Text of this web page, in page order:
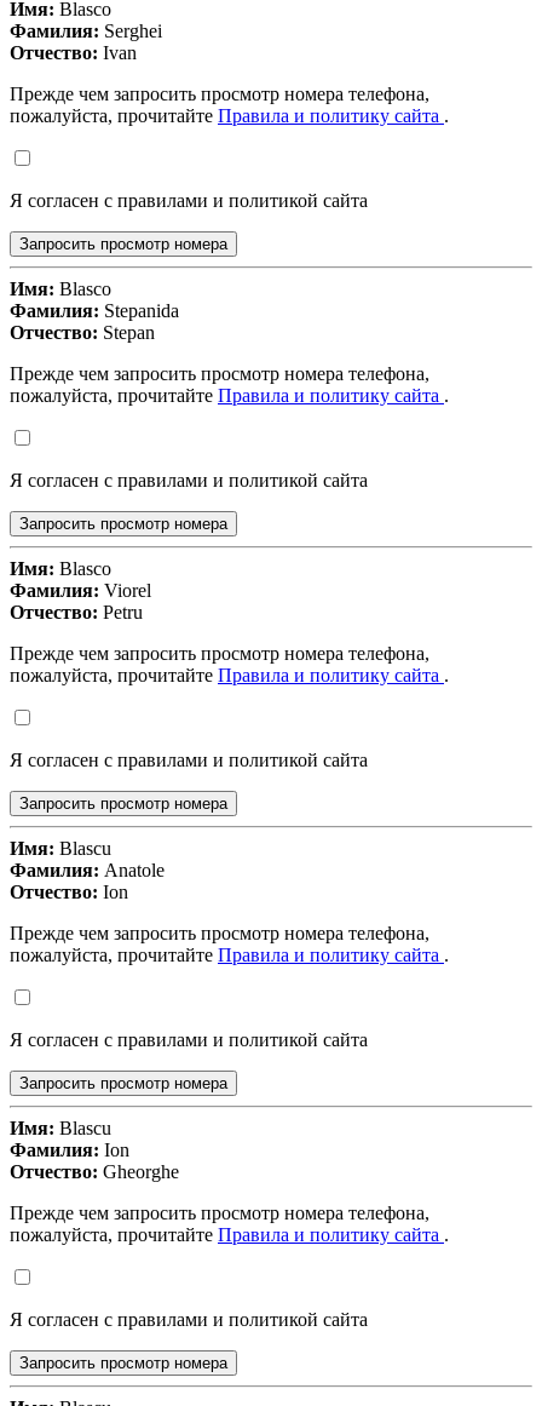
Имя: Blasco
Фамилия: Serghei
Отчество: Ivan
Прежде чем запросить просмотр номера телефона,
пожалуйста, прочитайте Правила и политику сайта .
Я согласен с правилами и политикой сайта
Запросить просмотр номера
Имя: Blasco
Фамилия: Stepanida
Отчество: Stepan
Прежде чем запросить просмотр номера телефона,
пожалуйста, прочитайте Правила и политику сайта .
Я согласен с правилами и политикой сайта
Запросить просмотр номера
Имя: Blasco
Фамилия: Viorel
Отчество: Petru
Прежде чем запросить просмотр номера телефона,
пожалуйста, прочитайте Правила и политику сайта .
Я согласен с правилами и политикой сайта
Запросить просмотр номера
Имя: Blascu
Фамилия: Anatole
Отчество: Ion
Прежде чем запросить просмотр номера телефона,
пожалуйста, прочитайте Правила и политику сайта .
Я согласен с правилами и политикой сайта
Запросить просмотр номера
Имя: Blascu
Фамилия: Ion
Отчество: Gheorghe
Прежде чем запросить просмотр номера телефона,
пожалуйста, прочитайте Правила и политику сайта .
Я согласен с правилами и политикой сайта
Запросить просмотр номера